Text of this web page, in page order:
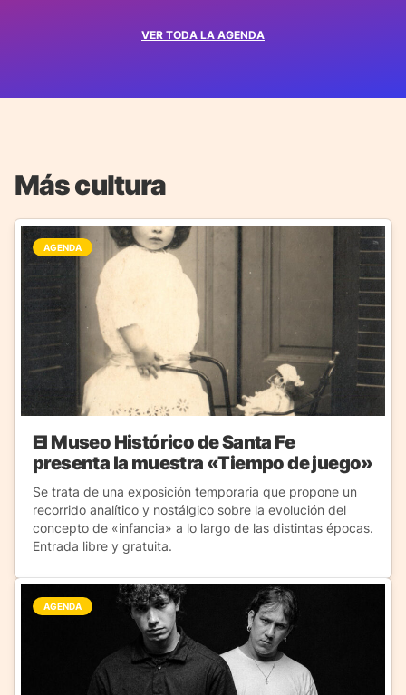
VER TODA LA AGENDA
Más cultura
AGENDA
El Museo Histórico de Santa Fe
presenta la muestra «Tiempo de juego»
Se trata de una exposición temporaria que propone un
recorrido analítico y nostálgico sobre la evolución del
concepto de «infancia» a lo largo de las distintas épocas.
Entrada libre y gratuita.
AGENDA